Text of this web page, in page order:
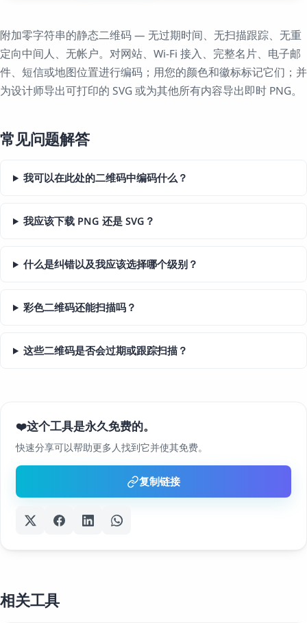
附加零字符串的静态二维码 — 无过期时间、无扫描跟踪、无重
定向中间人、无帐户。对网站、Wi-Fi 接入、完整名片、电子邮
件、短信或地图位置进行编码；用您的颜色和徽标标记它们；并
为设计师导出可打印的 SVG 或为其他所有内容导出即时 PNG。
常见问题解答
我可以在此处的二维码中编码什么？
我应该下载 PNG 还是 SVG？
什么是纠错以及我应该选择哪个级别？
彩色二维码还能扫描吗？
这些二维码是否会过期或跟踪扫描？
❤️这个工具是永久免费的。
快速分享可以帮助更多人找到它并使其免费。
复制链接
相关工具